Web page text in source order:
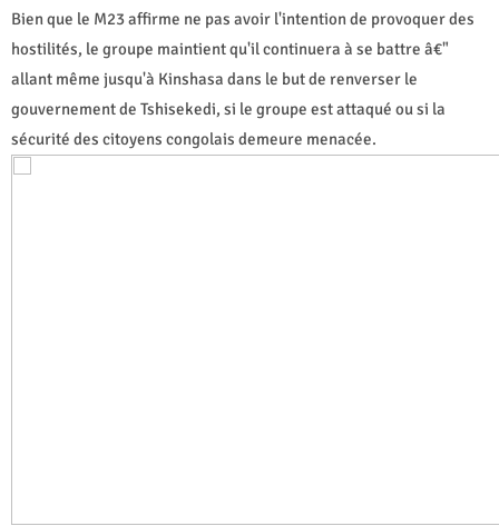
Bien que le M23 affirme ne pas avoir l'intention de provoquer des
hostilités, le groupe maintient qu'il continuera à se battre â€"
allant même jusqu'à Kinshasa dans le but de renverser le
gouvernement de Tshisekedi, si le groupe est attaqué ou si la
sécurité des citoyens congolais demeure menacée.